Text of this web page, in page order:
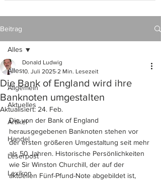
Beitrag
Alles
Allgemein
Aktuelles
Artikel
Handel
Leserpost
Lexikon
Alles
Die Bank of England wird ihre
Banknoten umgestalten
Donald Ludwig
10. Juli 2025 2 Min. Lesezeit
Aktualisiert: 24. Feb.
Die von der Bank of England
herausgegebenen Banknoten stehen vor
der ersten größeren Umgestaltung seit mehr
als 50 Jahren. Historische Persönlichkeiten
wie Sir Winston Churchill, der auf der
aktuellen Fünf-Pfund-Note abgebildet ist,